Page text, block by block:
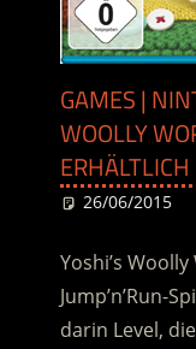
GAMES |
WOOLLY
ERHÄLTLICH
26/06/2015
Yoshi’s
Jump’n’Run-
darin Level,